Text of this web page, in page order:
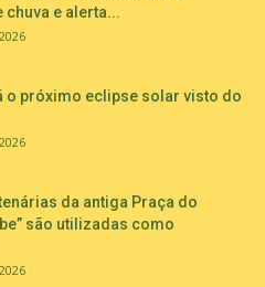
chuva e alerta...
o próximo eclipse solar visto do
da antiga Praça do
são utilizadas como